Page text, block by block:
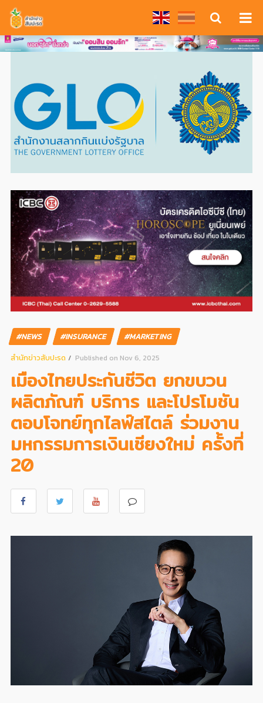
#NEWS #INSURANCE
#MARKETING
สํานักข่าวสับปะรด
Published on Nov 6, 2025
เมืองไทยประกันชีวิต ยกขบวน
ผลิตภัณฑ์ บริการ และโปรโมชัน
ตอบโจทย์ทุกไลฟ์สไตล์ ร่วมงาน
มหกรรมการเงินเชียงใหม่ ครั้งที่
20